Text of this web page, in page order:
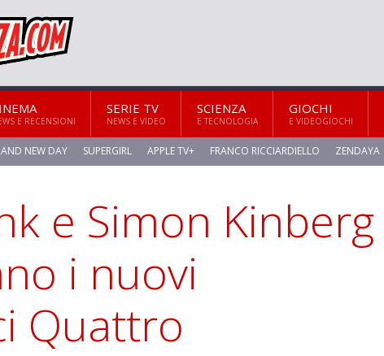
E RECENSIONI
SERIE TV
NEWS E VIDEO
SCIENZA
E TECNOLOGIA
GIOCHI
E VIDEOGIOCHI
NEW DAY SUPERGIRL APPLE TV+ FRANCO RICCIARDIELLO ZENDAYA
e Simon Kinberg
i nuovi
Quattro